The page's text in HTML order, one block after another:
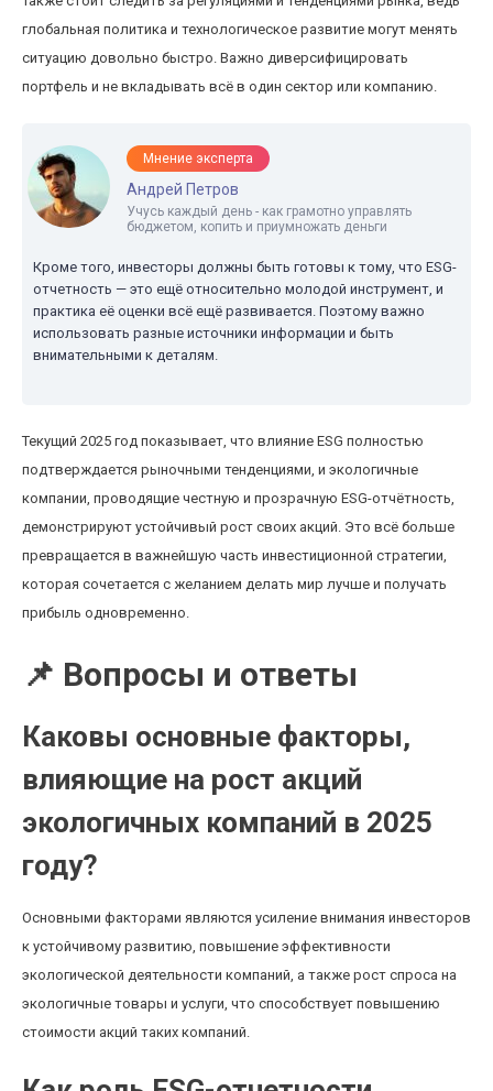
глобальная политика и технологическое развитие могут менять
ситуацию довольно быстро. Важно диверсифицировать
портфель и не вкладывать всё в один сектор или компанию.
Мнение эксперта
Андрей Петров
Учусь каждый день - как грамотно управлять
бюджетом, копить и приумножать деньги
Кроме того, инвесторы должны быть готовы к тому, что ESG-
отчетность — это ещё относительно молодой инструмент, и
практика её оценки всё ещё развивается. Поэтому важно
использовать разные источники информации и быть
внимательными к деталям.
Текущий 2025 год показывает, что влияние ESG полностью
подтверждается рыночными тенденциями, и экологичные
компании, проводящие честную и прозрачную ESG-отчётность,
демонстрируют устойчивый рост своих акций. Это всё больше
превращается в важнейшую часть инвестиционной стратегии,
которая сочетается с желанием делать мир лучше и получать
прибыль одновременно.
📌 Вопросы и ответы
Каковы основные факторы,
влияющие на рост акций
экологичных компаний в 2025
году?
Основными факторами являются усиление внимания инвесторов
к устойчивому развитию, повышение эффективности
экологической деятельности компаний, а также рост спроса на
экологичные товары и услуги, что способствует повышению
стоимости акций таких компаний.